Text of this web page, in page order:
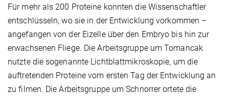
Für mehr als 200 Proteine konnten die Wissenschaftler
entschlüsseln, wo sie in der Entwicklung vorkommen –
angefangen von der Eizelle über den Embryo bis hin zur
erwachsenen Fliege. Die Arbeitsgruppe um Tomancak
nutzte die sogenannte Lichtblattmikroskopie, um die
auftretenden Proteine vom ersten Tag der Entwicklung an
zu filmen. Die Arbeitsgruppe um Schnorrer ortete die